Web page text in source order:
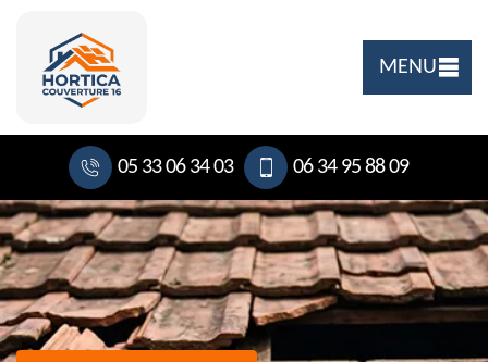
MENU
05 33 06 34 03 06 34 95 88 09